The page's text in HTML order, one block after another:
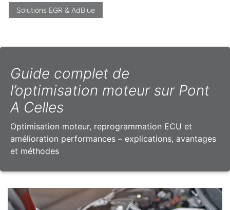
Solutions EGR & AdBlue
Guide complet de
l’optimisation moteur sur Pont
A Celles
Optimisation moteur, reprogrammation ECU et
amélioration performances – explications, avantages
et méthodes